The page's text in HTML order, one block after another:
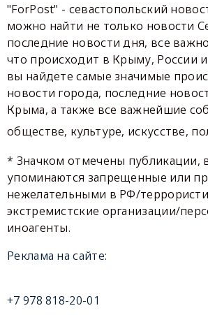
"ForPost" - севастопольский
можно найти не только новости
последние новости дня, все
что происходит в Крыму, России
вы найдете самые значимые
новости города, последние
Крыма, а также все важнейшие
обществе, культуре, искусстве,
* Значком отмечены публикации,
упоминаются запрещенные или
нежелательными в РФ/
экстремистские организации/
иноагенты.
Реклама на сайте:
+7 978 818-20-01